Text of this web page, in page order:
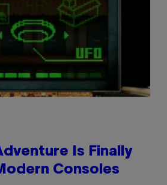
Is Finally
Consoles